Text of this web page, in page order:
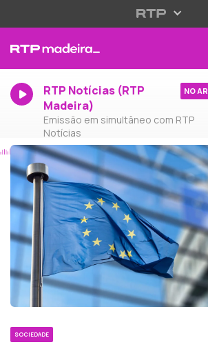
RTP Notícias (RTP
Madeira)
Emissão em simultâneo com RTP
Notícias
NO AR
SOCIEDADE